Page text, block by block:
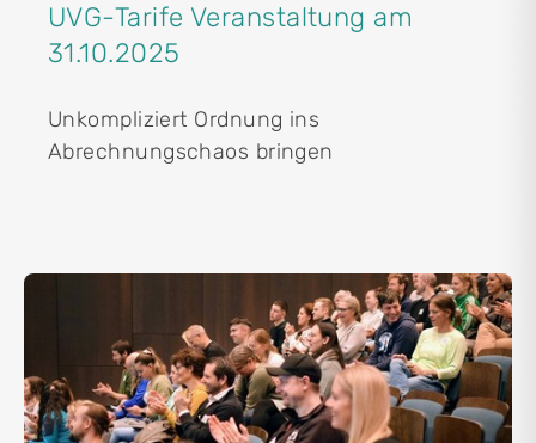
UVG-Tarife Veranstaltung am
31.10.2025
Unkompliziert Ordnung ins
Abrechnungschaos bringen